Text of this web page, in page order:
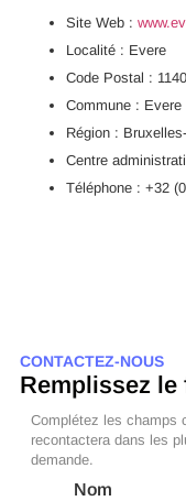
Site Web :
Localité : Evere
Code Postal : 1140
Commune : Evere
Région :
Centre
Téléphone : +32
CONTACTEZ-NOUS
Remplissez le
Complétez les champs
recontactera dans les
demande.
Nom